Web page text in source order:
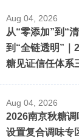
Aug 04, 2026
从“零添加”到“
到“全链透明”｜
糖见证信任体系
Aug 04, 2026
2026南京秋糖
设置复合调味专